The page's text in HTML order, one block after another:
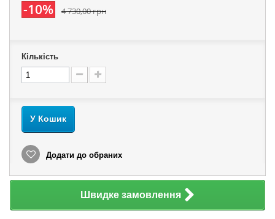
-10% 4 730,00 грн
Кількість
У Кошик
Додати до обраних
Швидке замовлення